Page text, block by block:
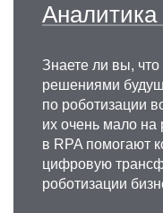
Аналитика
Знаете ли вы,
решениями
по роботизации
их очень мало на
в RPA помогают
цифровую
роботизации